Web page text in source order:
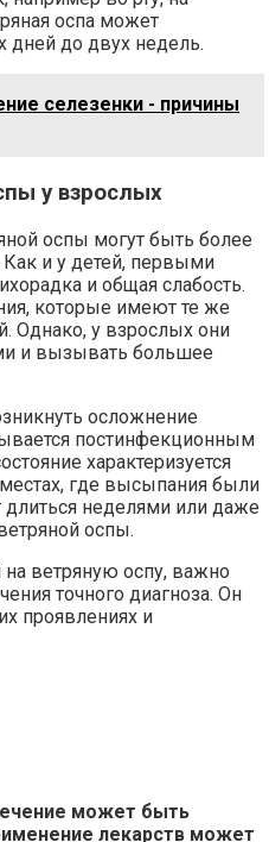
оспа может
дней до двух недель.
селезенки - причины
у взрослых
оспы могут быть более
и у детей, первыми
и общая слабость.
которые имеют те же
Однако, у взрослых они
и вызывать большее
осложнение
постинфекционным
характеризуется
где высыпания были
неделями или даже
оспы.
ветряную оспу, важно
точного диагноза. Он
проявлениях и
может быть
лекарств может